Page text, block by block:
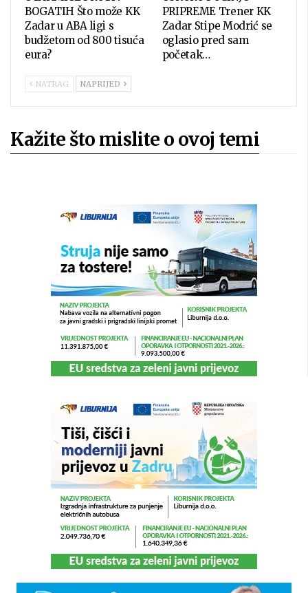
BOGATIH Što može KK
Zadar u ABA ligi s
budžetom od 800 tisuća
eura?
PRIPREME Trener KK
Zadar Stipe Modrić se
oglasio pred sam
početak…
NATRAG NAPRIJED
Kažite što mislite o ovoj temi